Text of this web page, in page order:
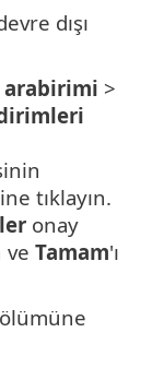
dışı
arabirimi >
tıklayın.
onay
ve Tamam'ı